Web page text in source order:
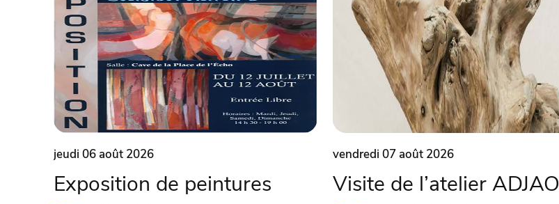
jeudi 06 août 2026
Exposition de peintures
vendredi 07 août 2026
Visite de l’atelier ADJAO